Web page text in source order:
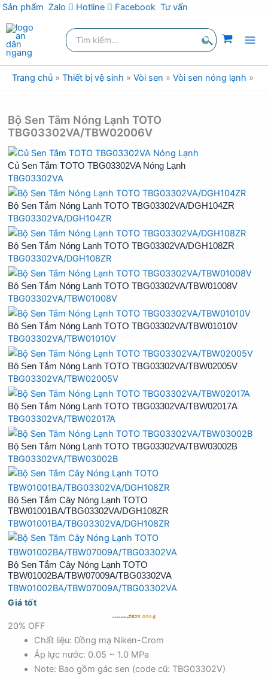
Sản phẩm Zalo Hotline Facebook Tư vấn
Nhảy
tới
nội
dung
Tìm
kiếm:
kiếm
Trang chủ » Thiết bị vệ sinh » Vòi sen » Vòi sen nóng lạnh »
Bộ Sen Tắm Nóng Lạnh TOTO
TBG03302VA/TBW02006V
Củ Sen Tắm TOTO TBG03302VA Nóng Lạnh
TBG03302VA
Bộ Sen Tắm Nóng Lạnh TOTO TBG03302VA/DGH104ZR
TBG03302VA/DGH104ZR
Bộ Sen Tắm Nóng Lạnh TOTO TBG03302VA/DGH108ZR
TBG03302VA/DGH108ZR
Bộ Sen Tắm Nóng Lạnh TOTO TBG03302VA/TBW01008V
TBG03302VA/TBW01008V
Bộ Sen Tắm Nóng Lạnh TOTO TBG03302VA/TBW01010V
TBG03302VA/TBW01010V
Bộ Sen Tắm Nóng Lạnh TOTO TBG03302VA/TBW02005V
TBG03302VA/TBW02005V
Bộ Sen Tắm Nóng Lạnh TOTO TBG03302VA/TBW02017A
TBG03302VA/TBW02017A
Bộ Sen Tắm Nóng Lạnh TOTO TBG03302VA/TBW03002B
TBG03302VA/TBW03002B
Bộ Sen Tắm Cây Nóng Lạnh TOTO
TBW01001BA/TBG03302VA/DGH108ZR
TBW01001BA/TBG03302VA/DGH108ZR
Bộ Sen Tắm Cây Nóng Lạnh TOTO
TBW01002BA/TBW07009A/TBG03302VA
TBW01002BA/TBW07009A/TBG03302VA
Giá tốt
9.524.000₫7.625.000 ₫
20% OFF
Chất liệu: Đồng mạ Niken-Crom
Áp lực nước: 0.05 ~ 1.0 MPa
Note: Bao gồm gác sen (code cũ: TBG03302V)